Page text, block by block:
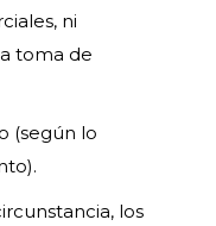
ni
toma de
(según lo
los